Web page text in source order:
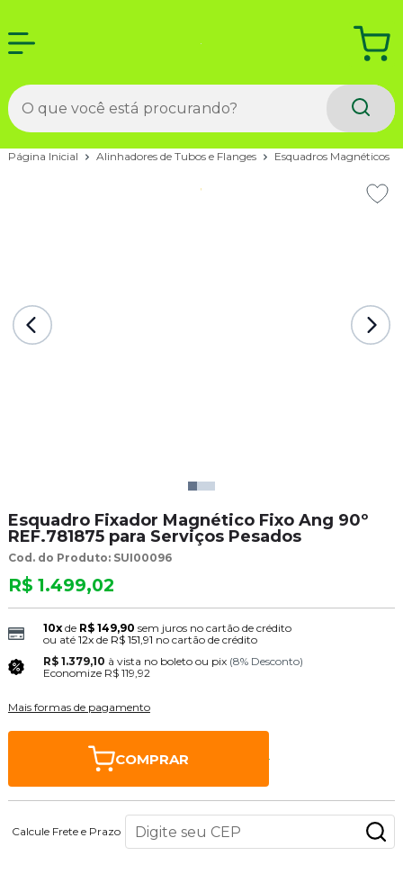
Página Inicial Alinhadores de Tubos e Flanges Esquadros Magnéticos
Esquadro Fixador Magnético Fixo Ang 90º
REF.781875 para Serviços Pesados
Cod. do Produto: SUI00096
R$ 1.499,02
10xde R$ 149,90 sem juros no cartão de crédito
ou até 12xde R$ 151,91 no cartão de crédito
R$ 1.379,10 à vista no boleto ou pix (8% Desconto)
Economize R$ 119,92
Mais formas de pagamento
COMPRAR
Calcule Frete e Prazo